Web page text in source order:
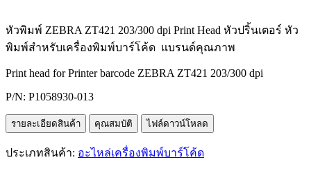
หัวพิมพ์ ZEBRA ZT421 203/300 dpi Print Head หัวปริ้นเตอร์ หัว
พิมพ์สำหรับเครื่องพิมพ์บาร์โค้ด แบรนด์คุณภาพ
Print head for Printer barcode ZEBRA ZT421 203/300 dpi
P/N: P1058930-013
รายละเอียดสินค้า คุณสมบัติ ไฟล์ดาวน์โหลด
ประเภทสินค้า: อะไหล่เครื่องพิมพ์บาร์โค้ด